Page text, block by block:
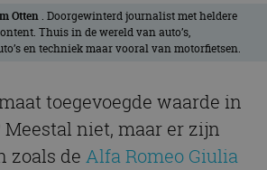
Otten . Doorgewinterd journalist met heldere
Thuis in de wereld van auto’s,
en techniek maar vooral van motorfietsen.
toegevoegde waarde in
Meestal niet, maar er zijn
zoals de Alfa Romeo Giulia